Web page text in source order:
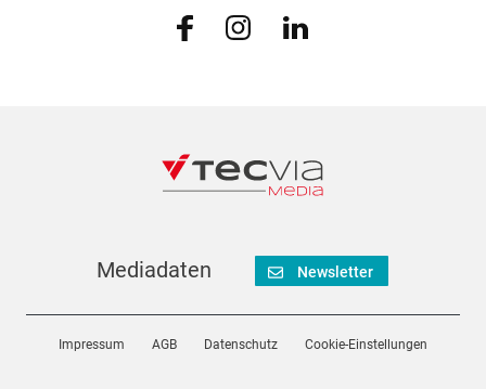
Mediadaten Newsletter
Impressum AGB Datenschutz Cookie-Einstellungen